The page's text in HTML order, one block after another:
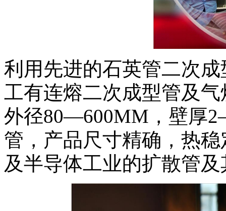
利用先进的石英管二次
工有连熔二次成型管及
外径80—600MM，壁厚
管，产品尺寸精确，热
及半导体工业的扩散管